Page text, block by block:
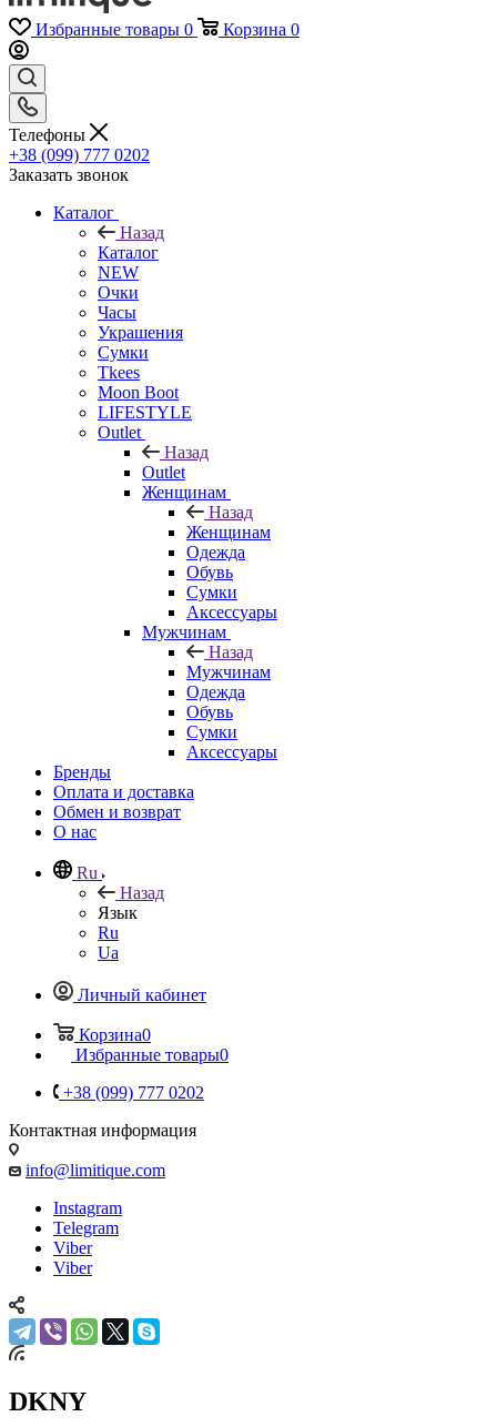
Избранные товары 0 Корзина 0
Телефоны
+38 (099) 777 0202
Заказать звонок
Каталог
Назад
Каталог
NEW
Очки
Часы
Украшения
Сумки
Tkees
Moon Boot
LIFESTYLE
Outlet
Назад
Outlet
Женщинам
Назад
Женщинам
Одежда
Обувь
Сумки
Аксессуары
Мужчинам
Назад
Мужчинам
Одежда
Обувь
Сумки
Аксессуары
Бренды
Оплата и доставка
Обмен и возврат
О нас
Ru
Назад
Язык
Ru
Ua
Личный кабинет
Корзина0
Избранные товары0
+38 (099) 777 0202
Контактная информация
info@limitique.com
Instagram
Telegram
Viber
Viber
DKNY